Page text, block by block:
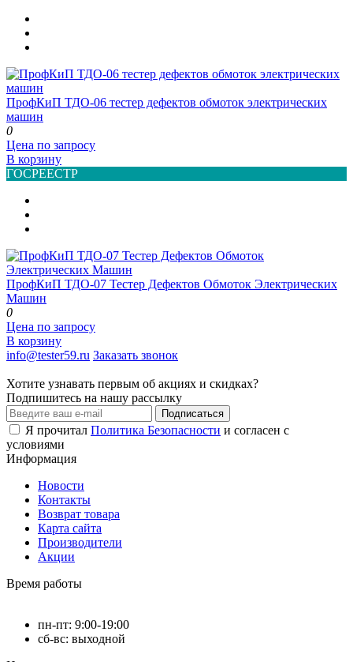
ПрофКиП ТДО-06 тестер дефектов обмоток электрических
машин
0
Цена по запросу
В корзину
ГОСРЕЕСТР
ПрофКиП ТДО-07 Тестер Дефектов Обмоток Электрических
Машин
0
Цена по запросу
В корзину
info@tester59.ru Заказать звонок
Хотите узнавать первым об акциях и скидках?
Подпишитесь на нашу рассылку
Подписаться
Я прочитал Политика Безопасности и согласен с
условиями
Информация
Новости
Контакты
Возврат товара
Карта сайта
Производители
Акции
Время работы
пн-пт: 9:00-19:00
сб-вс: выходной